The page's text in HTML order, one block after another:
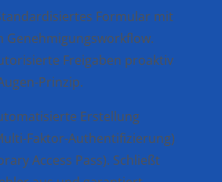
Formular mit
Genehmigungsworkflow.
Freigaben proaktiv
Prinzip.
Erstellung
Faktor-Authentifizierung)
Access Pass). Schließt